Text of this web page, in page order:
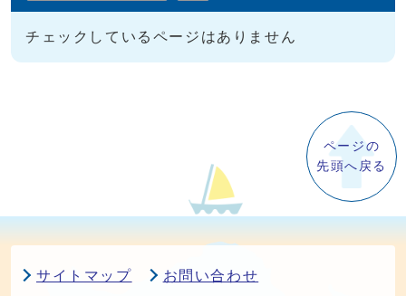
チェックしているページはありません
ページの
先頭へ戻る
サイトマップ お問い合わせ